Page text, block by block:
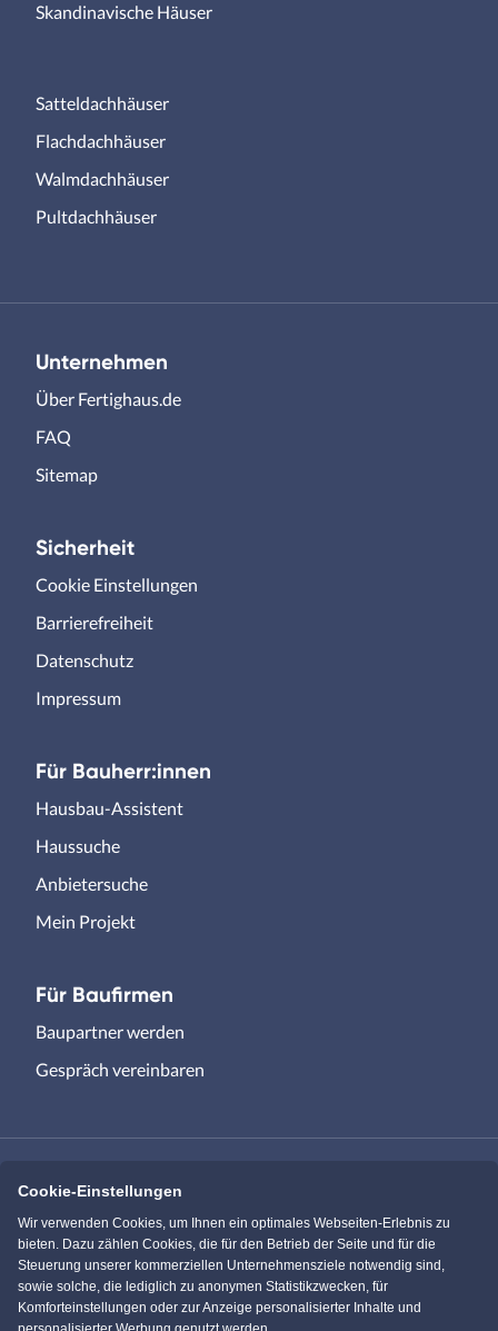
Skandinavische Häuser
Satteldachhäuser
Flachdachhäuser
Walmdachhäuser
Pultdachhäuser
Unternehmen
Über Fertighaus.de
FAQ
Sitemap
Sicherheit
Cookie Einstellungen
Barrierefreiheit
Datenschutz
Impressum
Für Bauherr:innen
Hausbau-Assistent
Haussuche
Anbietersuche
Mein Projekt
Für Baufirmen
Baupartner werden
Gespräch vereinbaren
Immowelt.de Bauen.de
Massivhaus.de Bungalow.de
Cookie-Einstellungen
Wir verwenden Cookies, um Ihnen ein optimales Webseiten-Erlebnis zu
bieten. Dazu zählen Cookies, die für den Betrieb der Seite und für die
Steuerung unserer kommerziellen Unternehmensziele notwendig sind,
sowie solche, die lediglich zu anonymen Statistikzwecken, für
Komforteinstellungen oder zur Anzeige personalisierter Inhalte und